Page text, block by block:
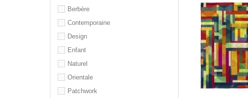
Berbère
Contemporaine
Design
Enfant
Naturel
Orientale
Patchwork